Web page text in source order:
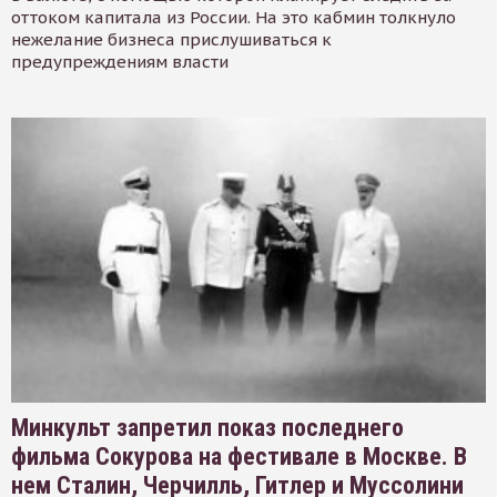
оттоком капитала из России. На это кабмин толкнуло
нежелание бизнеса прислушиваться к
предупреждениям власти
Минкульт запретил показ последнего
фильма Сокурова на фестивале в Москве. В
нем Сталин, Черчилль, Гитлер и Муссолини